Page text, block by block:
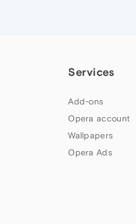
Services
Add-ons
Opera account
Wallpapers
Opera Ads